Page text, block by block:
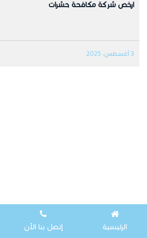
ارخص شركة مكافحة حشرات
3 أغسطس، 2025
الرئيسية إتصل بنا الآن